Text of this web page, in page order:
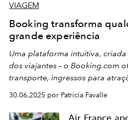
VIAGEM
Booking transforma
grande experiência
Uma plataforma intuitiva,
dos viajantes – o Booking.com
transporte, ingressos para
30.06.2025 por Patrícia Favalle
Air France